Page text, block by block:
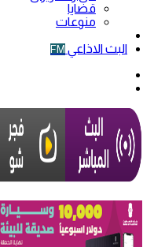
قضايا
منوعات
البث الاذاعي FM